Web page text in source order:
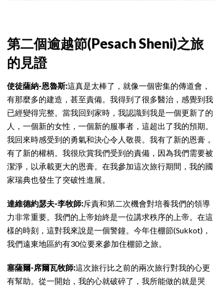
第二個逾越節(Pesach Sheni)之旅
的見證
使徒薩納-恩魯斯:這真是太棒了，就像一個密集的傳道會，
有那麼多的建造，甚至責備。我得到了很多醫治，感覺到我
已經變得完整。當我回到家時，我認識到我是一個更新了的
人，一個新的女性，一個新的服事者，這超出了我的預期。
我回來時感受到的勇氣和決心令人敬畏。我有了新的恩膏，
有了新的權柄。我很欣賞我們受到的責備，因為我們需要被
潔淨，以承載更大的恩膏。在我參加這次旅行期間，我的國
家瑞典也發生了突破性進展。
達維德約瑟夫-李牧師:斥責和第二次機會對培養我們的領導
力非常重要。我們的上帝始終是一位講求秩序的上帝。在這
樣的時刻，這對我來說是一個警鐘。今年住棚節(Sukkot)，
我們遠東地區約有30位要來參加住棚節之旅。
塞薩爾-席爾瓦牧師:這次旅行比之前的兩次旅行對我的心更
有幫助。從一開始，我的心就破碎了，我所能做的就是哭